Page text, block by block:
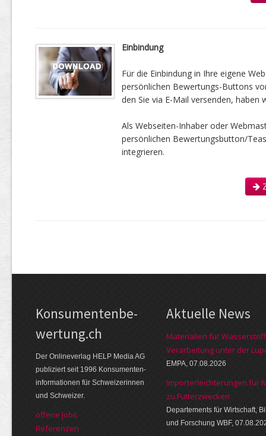
Einbindung
Für die Einbindung in Ihre eigene
persönlichen Bewertungs-Buttons
den Sie via E-Mail versenden, haben
Als Webseiten-Inhaber oder
persönlichen Bewertungsbutton/
integrieren.
Kon­su­menten­be­
wer­tung.ch
Der Online­verlag HELP Media AG
publi­ziert seit 1996 Kon­su­menten­
infor­mationen für Schwei­zerinnen
und Schweizer.
offene Jobs
Referenzen
Aktuelle News
Materialien für
Verarbeitung unter der
EMPA, 07.08.2026
Importerleichterungen für
zu Futterzwecken
Departements für Wirtschaft,
und Forschung WBF,